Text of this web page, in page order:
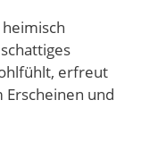
erfreut
und